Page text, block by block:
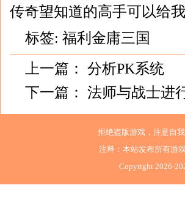
传奇望知道的高手可以给我
标签: 福利金庸三国
上一篇： 分析PK系统
下一篇： 法师与战士进
拒绝盗版游戏，注意自
注释：本站发布所有游
Copyright 2026-